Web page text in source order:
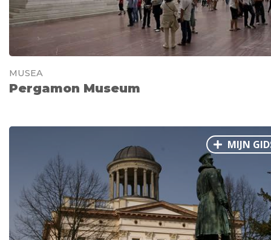
MUSEA
Pergamon Museum
MIJN